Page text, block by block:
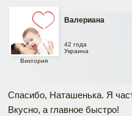
Валериана
Виктория
42 года
Украина
Спасибо, Наташенька. Я
Вкусно, а главное быстро!